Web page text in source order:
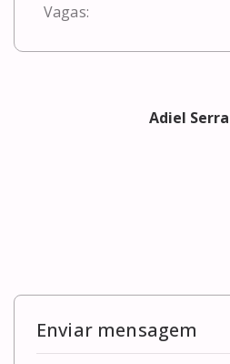
Vagas:
Adiel Serra
Enviar mensagem